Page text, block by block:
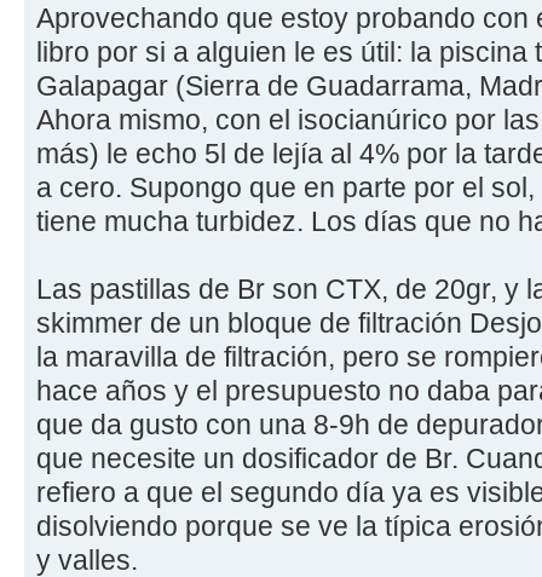
Aprovechando que estoy probando con
libro por si a alguien le es útil: la piscina
Galapagar (Sierra de Guadarrama,
Ahora mismo, con el isocianúrico por
más) le echo 5l de lejía al 4% por la
a cero. Supongo que en parte por el
tiene mucha turbidez. Los días que no
Las pastillas de Br son CTX, de 20gr, y
skimmer de un bloque de filtración
la maravilla de filtración, pero se
hace años y el presupuesto no daba
que da gusto con una 8-9h de
que necesite un dosificador de Br.
refiero a que el segundo día ya es
disolviendo porque se ve la típica
y valles.